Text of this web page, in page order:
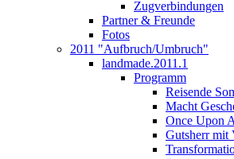
Zugverbindungen
Partner & Freunde
Fotos
2011 "Aufbruch/Umbruch"
landmade.2011.1
Programm
Reisende
Macht
Once Upon
Gutsherr mit